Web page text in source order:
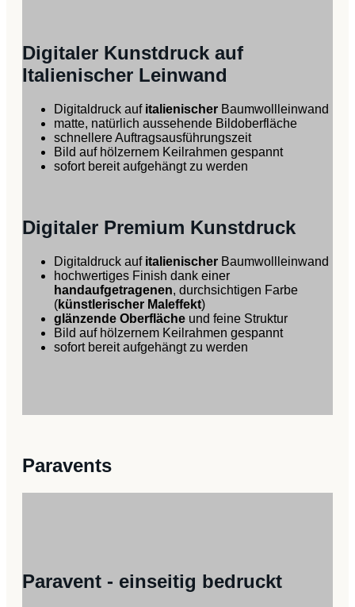
Digitaler Kunstdruck auf
Italienischer Leinwand
Digitaldruck auf italienischer Baumwollleinwand
matte, natürlich aussehende Bildoberfläche
schnellere Auftragsausführungszeit
Bild auf hölzernem Keilrahmen gespannt
sofort bereit aufgehängt zu werden
Digitaler Premium Kunstdruck
Digitaldruck auf italienischer Baumwollleinwand
hochwertiges Finish dank einer
handaufgetragenen, durchsichtigen Farbe
(künstlerischer Maleffekt)
glänzende Oberfläche und feine Struktur
Bild auf hölzernem Keilrahmen gespannt
sofort bereit aufgehängt zu werden
Paravents
Paravent - einseitig bedruckt